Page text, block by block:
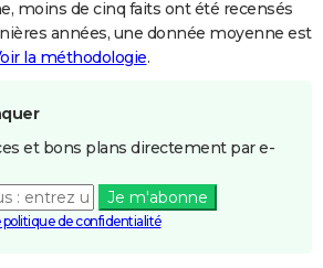
moins de cinq faits ont été recensés
années, une donnée moyenne est
la méthodologie.
et bons plans directement par e-
Je m'abonne
politique de confidentialité